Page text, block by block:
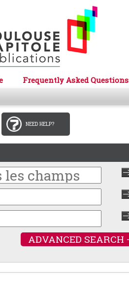
Frequently Asked Questions
NEED HELP?
ADVANCED SEARCH